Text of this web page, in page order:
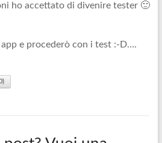
ho accettato di divenire tester 🙂
app e procederò con i test :-D….
)